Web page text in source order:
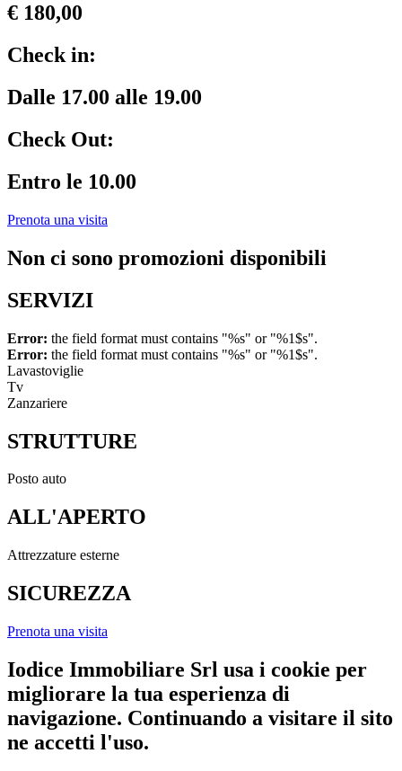
€ 180,00
Check in:
Dalle 17.00 alle 19.00
Check Out:
Entro le 10.00
Prenota una visita
Non ci sono promozioni disponibili
SERVIZI
Error: the field format must contains "%s" or "%1$s".
Error: the field format must contains "%s" or "%1$s".
Lavastoviglie
Tv
Zanzariere
STRUTTURE
Posto auto
ALL'APERTO
Attrezzature esterne
SICUREZZA
Prenota una visita
Iodice Immobiliare Srl usa i cookie per
migliorare la tua esperienza di
navigazione. Continuando a visitare il sito
ne accetti l'uso.